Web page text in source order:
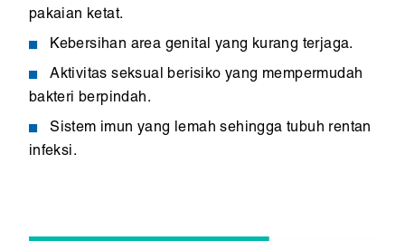
pakaian ketat.
Kebersihan area genital yang kurang terjaga.
Aktivitas seksual berisiko yang mempermudah
bakteri berpindah.
Sistem imun yang lemah sehingga tubuh rentan
infeksi.